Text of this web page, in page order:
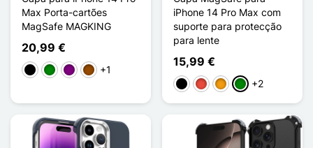
Max Porta-cartões
MagSafe MAGKING
20,99 €
PretoVerdePúrpuraCastanho
+1
iPhone 14 Pro Max com
suporte para protecção
para lente
15,99 €
PretoVermelho
LaranjaVerde
+2